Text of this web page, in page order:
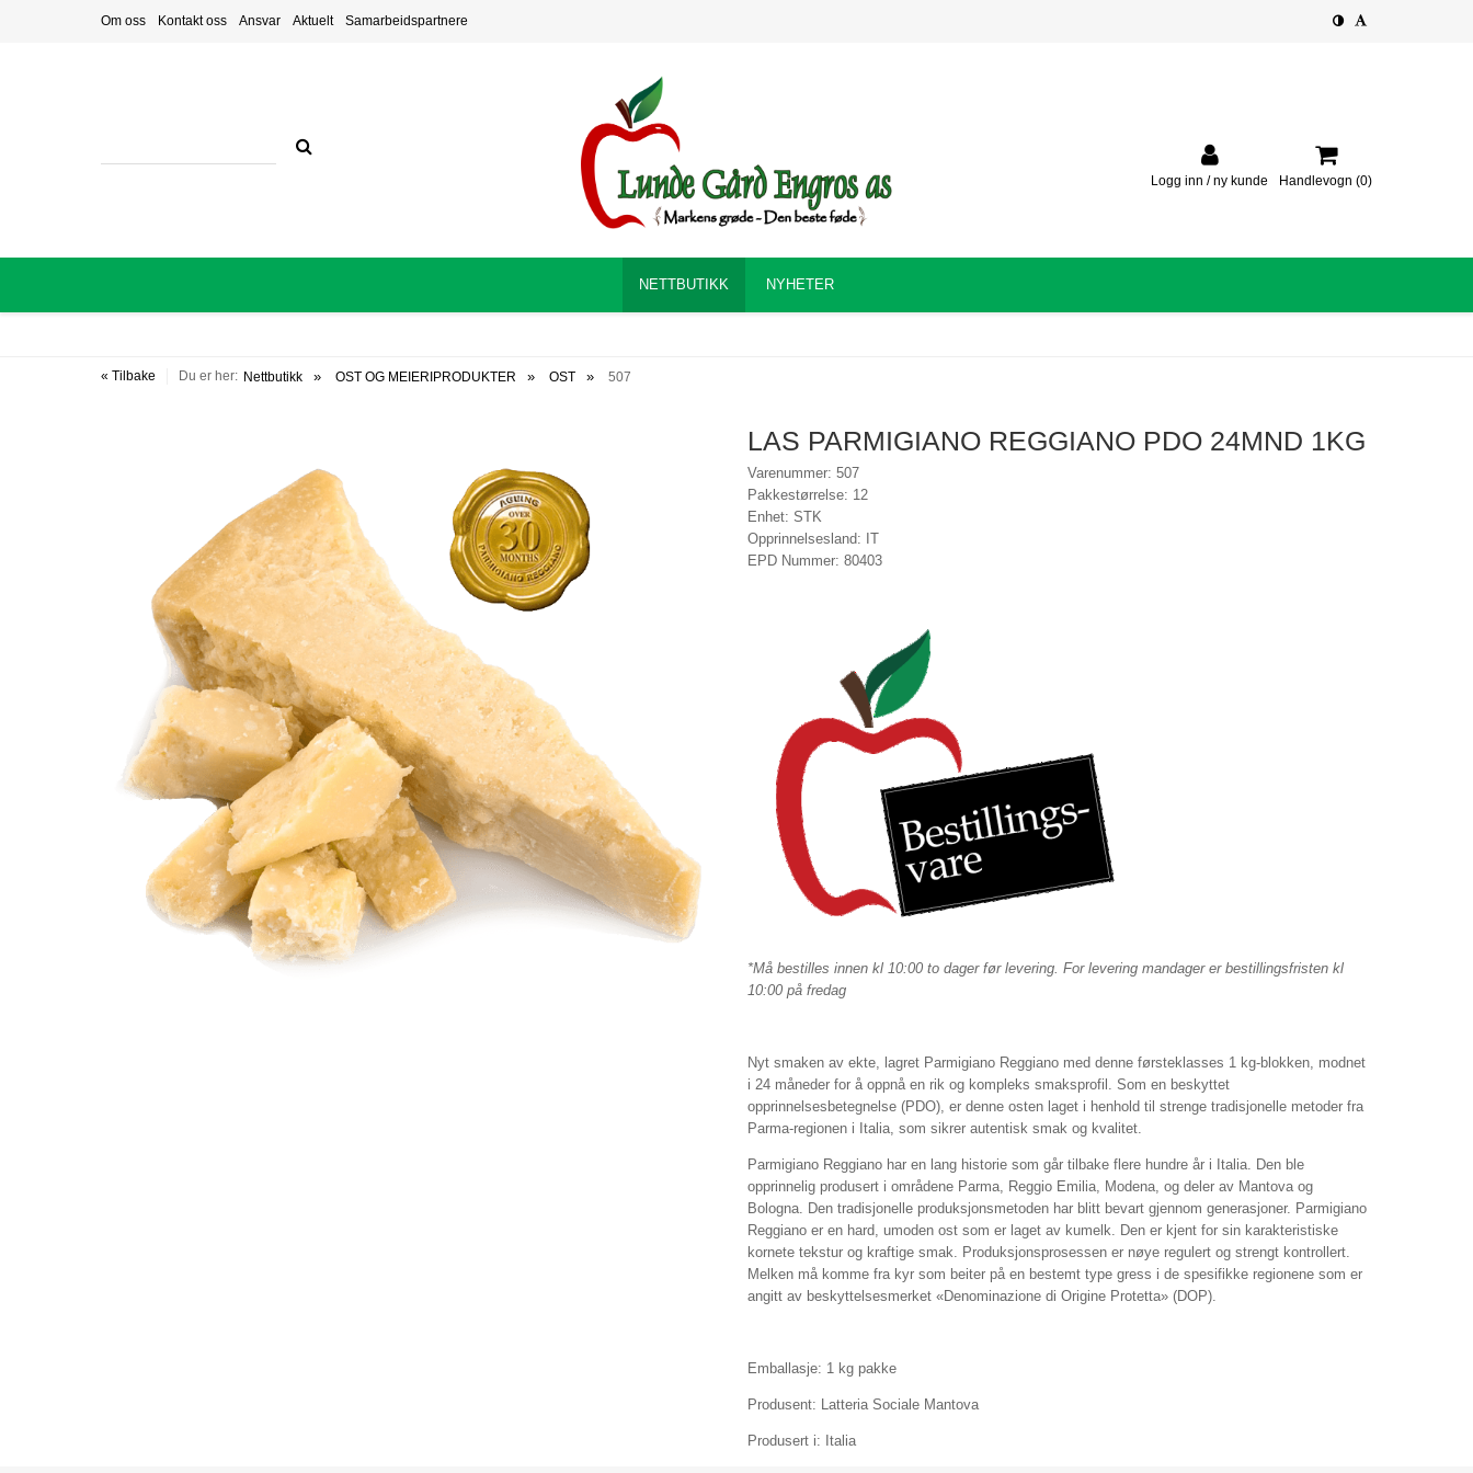
Om oss Kontakt oss Ansvar Aktuelt Samarbeidspartnere
Logg inn / ny kunde Handlevogn (0)
NETTBUTIKK NYHETER
« Tilbake Du er her: Nettbutikk OST OG MEIERIPRODUKTER OST 507
LAS PARMIGIANO REGGIANO PDO 24MND 1KG
Varenummer: 507
Pakkestørrelse: 12
Enhet: STK
Opprinnelsesland: IT
EPD Nummer: 80403
*Må bestilles innen kl 10:00 to dager før levering. For levering mandager er bestillingsfristen kl
10:00 på fredag
Nyt smaken av ekte, lagret Parmigiano Reggiano med denne førsteklasses 1 kg-blokken, modnet
i 24 måneder for å oppnå en rik og kompleks smaksprofil. Som en beskyttet
opprinnelsesbetegnelse (PDO), er denne osten laget i henhold til strenge tradisjonelle metoder fra
Parma-regionen i Italia, som sikrer autentisk smak og kvalitet.
Parmigiano Reggiano har en lang historie som går tilbake flere hundre år i Italia. Den ble
opprinnelig produsert i områdene Parma, Reggio Emilia, Modena, og deler av Mantova og
Bologna. Den tradisjonelle produksjonsmetoden har blitt bevart gjennom generasjoner. Parmigiano
Reggiano er en hard, umoden ost som er laget av kumelk. Den er kjent for sin karakteristiske
kornete tekstur og kraftige smak. Produksjonsprosessen er nøye regulert og strengt kontrollert.
Melken må komme fra kyr som beiter på en bestemt type gress i de spesifikke regionene som er
angitt av beskyttelsesmerket «Denominazione di Origine Protetta» (DOP).
Emballasje: 1 kg pakke
Produsent: Latteria Sociale Mantova
Produsert i: Italia